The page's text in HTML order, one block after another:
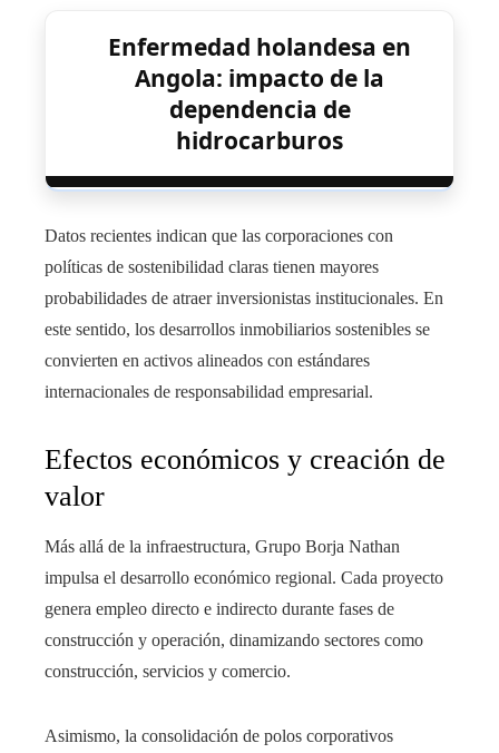
Enfermedad holandesa en
Angola: impacto de la
dependencia de
hidrocarburos
Datos recientes indican que las corporaciones con
políticas de sostenibilidad claras tienen mayores
probabilidades de atraer inversionistas institucionales. En
este sentido, los desarrollos inmobiliarios sostenibles se
convierten en activos alineados con estándares
internacionales de responsabilidad empresarial.
Efectos económicos y creación de
valor
Más allá de la infraestructura, Grupo Borja Nathan
impulsa el desarrollo económico regional. Cada proyecto
genera empleo directo e indirecto durante fases de
construcción y operación, dinamizando sectores como
construcción, servicios y comercio.
Asimismo, la consolidación de polos corporativos